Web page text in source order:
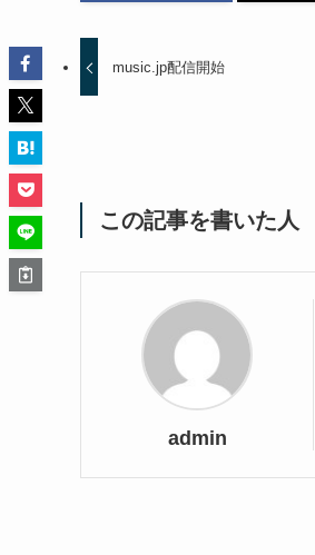
music.jp配信開始
この記事を書いた人
admin